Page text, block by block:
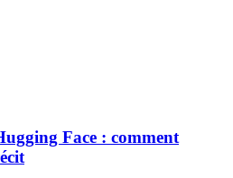
Face : comment